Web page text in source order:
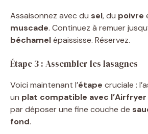
Assaisonnez avec du sel, du poivre
muscade. Continuez à remuer
béchamelépaississe. Réservez.
Étape 3 : Assembler les lasagnes
Voici maintenant l’étape cruciale :
un plat compatible avec l’Airfryer
par déposer une fine couche de
fond.